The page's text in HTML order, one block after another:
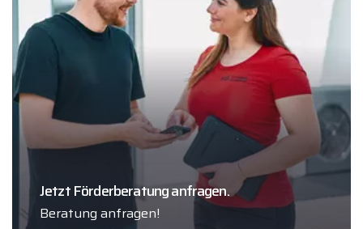
Jetzt Förderberatung anfragen.
Beratung anfragen!
5 Jahre Garantie
Privatkunden-Downloads